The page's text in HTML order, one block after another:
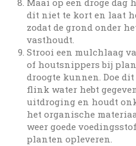
Maai op een droge dag
dit niet te kort en laat
zodat de grond onder
vasthoudt.
Strooi een mulchlaag
of houtsnippers bij
droogte kunnen. Doe
flink water hebt
uitdroging en houdt
het organische
weer goede
planten opleveren.